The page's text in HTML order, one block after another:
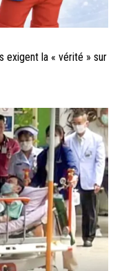
exigent la « vérité » sur